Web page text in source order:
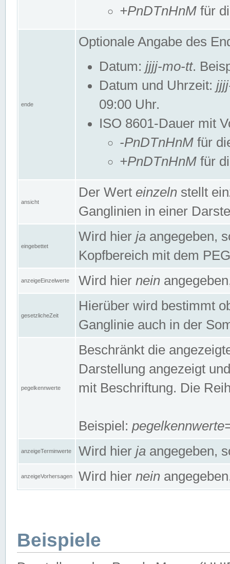
+PnDTnHnM für
ende
Optionale Angabe des
Datum: jjjj-mo-tt.
Datum und Uhrzeit:
09:00 Uhr.
ISO 8601-Dauer mit
-PnDTnHnM für
+PnDTnHnM für
ansicht
Der Wert einzeln stellt
Ganglinien in einer
eingebettet
Wird hier ja angegeben,
Kopfbereich mit dem
anzeigeEinzelwerte Wird hier nein
gesetzlicheZeit
Hierüber wird bestimmt
Ganglinie auch in der
pegelkennwerte
Beschränkt die
Darstellung angezeigt
mit Beschriftung. Die
Beispiel:
anzeigeTerminwerte Wird hier ja angegeben,
anzeigeVorhersagen Wird hier nein
Beispiele